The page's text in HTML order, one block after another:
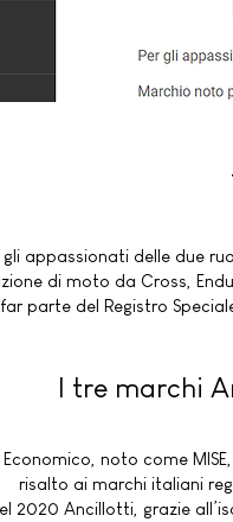
gli appassionati delle due
di moto da Cross,
parte del Registro
I tre marchi
noto come
risalto ai marchi italiani
2020 Ancillotti, grazie